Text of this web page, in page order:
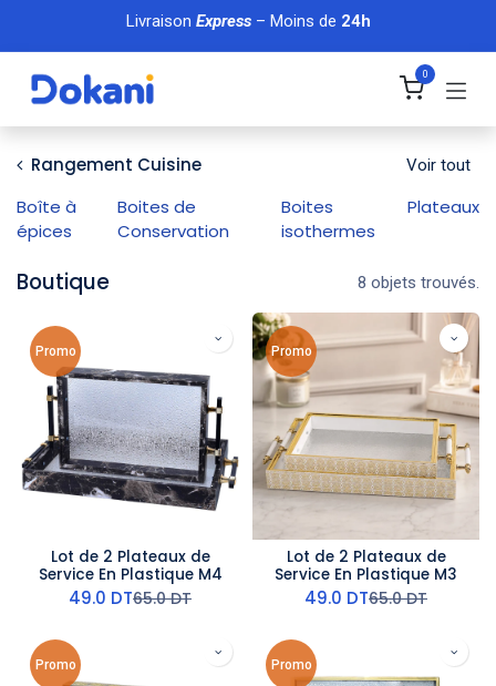
Se rendre au contenu
Livraison Express– Moins de 24h
0
Rangement Cuisine Voir tout
Boîte à
épices
Boites de
Conservation
Boites
isothermes
Plateaux
Boutique 8 objets trouvés.
Promo
Lot de 2 Plateaux de
Service En Plastique M4
49.0 DT65.0DT
Promo
Lot de 2 Plateaux de
Service En Plastique M3
49.0 DT65.0DT
Promo Promo